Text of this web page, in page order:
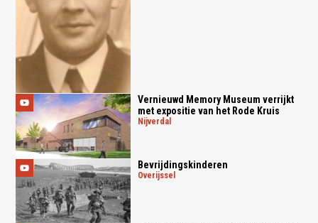
Vernieuwd Memory Museum verrijkt
met expositie van het Rode Kruis
nijverdal
Bevrijdingskinderen
overijssel